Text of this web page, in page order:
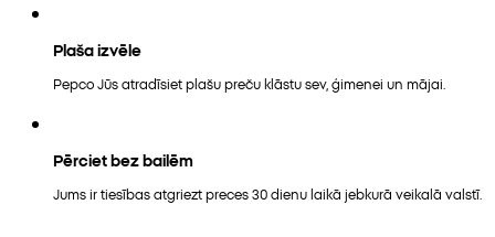
Plaša izvēle
Pepco Jūs atradīsiet plašu preču klāstu sev, ģimenei un mājai.
Pērciet bez bailēm
Jums ir tiesības atgriezt preces 30 dienu laikā jebkurā veikalā valstī.